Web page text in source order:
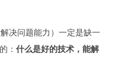
决问题能力）一定是缺一
： 什么是好的技术，能解